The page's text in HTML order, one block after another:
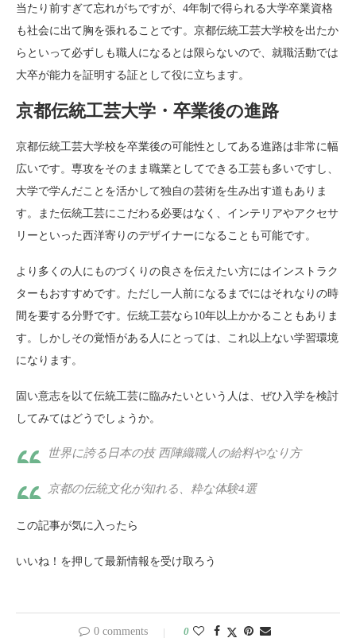
当たり前すぎて忘れがちですが、4年制で得られる大学卒業資格
も社会に出て胸を張れることです。京都伝統工芸大学校を出たか
らといって必ずしも職人になるとは限らないので、就職活動では
大卒が能力を証明する証として役に立ちます。
京都伝統工芸大学・卒業後の進路
京都伝統工芸大学校を卒業後の可能性としてある進路は非常に幅
広いです。専攻をそのまま職業としてできる工芸も多いですし、
大学で学んだことを活かして独自の芸術を生み出す道もありま
す。また伝統工芸にこだわる必要はなく、インテリアやアクセサ
リーといった西洋寄りのデザイナーになることも可能です。
より多くの人にものづくりの良さを伝えたい方にはインストラク
ターもおすすめです。ただし一人前になるまでにはそれなりの時
間を要する分野です。伝統工芸なら10年以上かかることもありま
す。しかしその覚悟がある人にとっては、これ以上ない学習環境
になります。
固い意志を以て伝統工芸に臨みたいという人は、ぜひ入学を検討
してみてはどうでしょうか。
世界に誇る日本の技 西陣織職人の給料やなり方
京都の伝統文化が知れる、粋な体験4選
この記事が気に入ったら
いいね！を押して最新情報を受け取ろう
0 comments 0